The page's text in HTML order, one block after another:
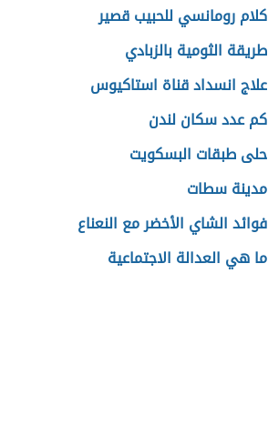
كلام رومانسي للحبيب قصير
طريقة الثومية بالزبادي
علاج انسداد قناة استاكيوس
كم عدد سكان لندن
حلى طبقات البسكويت
مدينة سطات
فوائد الشاي الأخضر مع النعناع
ما هي العدالة الاجتماعية